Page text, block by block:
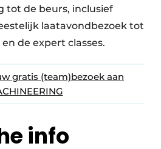
tot de beurs, inclusief
laatavondbezoek tot
de expert classes.
gratis (team)bezoek aan
info